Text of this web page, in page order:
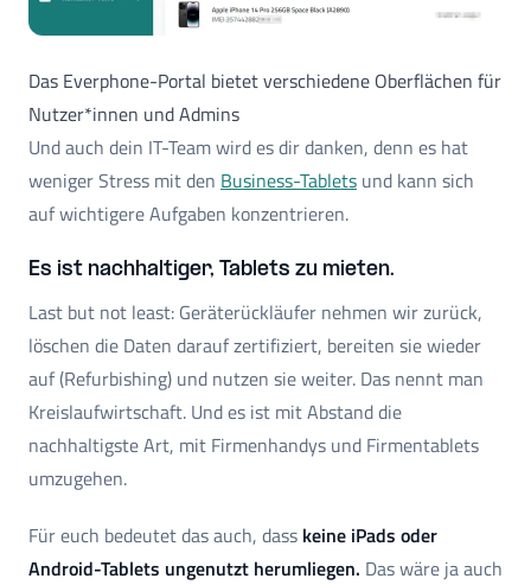
Das Everphone-Portal bietet verschiedene Oberflächen für
Nutzer*innen und Admins
Und auch dein IT-Team wird es dir danken, denn es hat
weniger Stress mit den Business-Tablets und kann sich
auf wichtigere Aufgaben konzentrieren.
Es ist nachhaltiger, Tablets zu mieten.
Last but not least: Geräterückläufer nehmen wir zurück,
löschen die Daten darauf zertifiziert, bereiten sie wieder
auf (Refurbishing) und nutzen sie weiter. Das nennt man
Kreislaufwirtschaft. Und es ist mit Abstand die
nachhaltigste Art, mit Firmenhandys und Firmentablets
umzugehen.
Für euch bedeutet das auch, dass keine iPads oder
Android-Tablets ungenutzt herumliegen. Das wäre ja auch